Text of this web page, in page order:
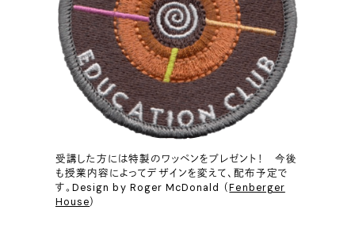
受講した方には特製のワッペンをプレゼント！ 今後
も授業内容によってデザインを変えて、配布予定で
す。Design by Roger McDonald （Fenberger
House）